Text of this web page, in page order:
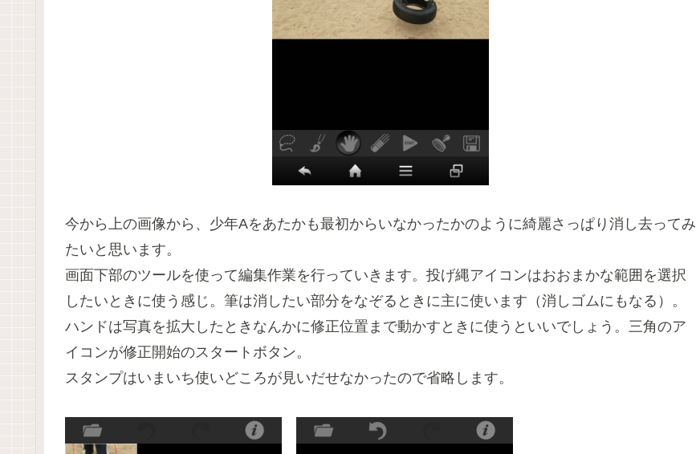
今から上の画像から、少年Aをあたかも最初からいなかったかのように綺麗さっぱり消し去ってみ
たいと思います。
画面下部のツールを使って編集作業を行っていきます。投げ縄アイコンはおおまかな範囲を選択
したいときに使う感じ。筆は消したい部分をなぞるときに主に使います（消しゴムにもなる）。
ハンドは写真を拡大したときなんかに修正位置まで動かすときに使うといいでしょう。三角のア
イコンが修正開始のスタートボタン。
スタンプはいまいち使いどころが見いだせなかったので省略します。